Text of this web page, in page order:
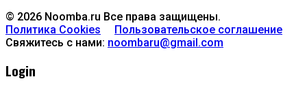
© 2026 Noomba.ru Все права защищены.
Политика Cookies
Пользовательское соглашение
Свяжитесь с нами: noombaru@gmail.com
Login